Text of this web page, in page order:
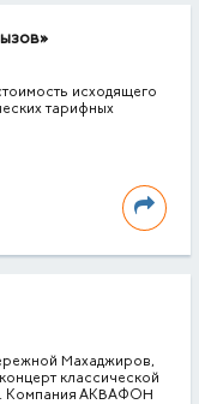
исходящего
тарифных
Махаджиров,
классической
Компания АКВАФОН